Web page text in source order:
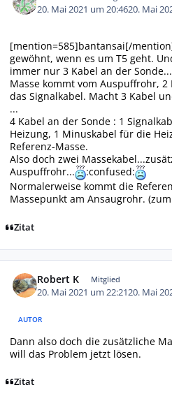
20. Mai 2021 um 20:4620. Mai
[mention=585]bantansai[/
gewöhnt, wenn es um T5 geht.
immer nur 3 Kabel an der Sonde...
Masse kommt vom Auspuffrohr,
das Signalkabel. Macht 3 Kabel
...
4 Kabel an der Sonde : 1
Heizung, 1 Minuskabel für die
Referenz-Masse.
Also doch zwei
Auspuffrohr...
:confused:
Normalerweise kommt die
Massepunkt am Ansaugrohr.
Zitat
Robert K Mitglied
20. Mai 2021 um 22:2120. Mai
AUTOR
Dann also doch die zusätzliche
will das Problem jetzt lösen.
Zitat